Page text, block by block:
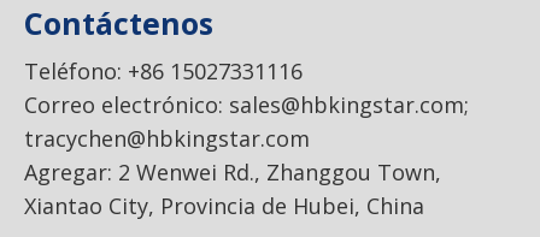
Contáctenos
Teléfono: +86 15027331116
Correo electrónico: sales@hbkingstar.com;
tracychen@hbkingstar.com
Agregar: 2 Wenwei Rd., Zhanggou Town,
Xiantao City, Provincia de Hubei, China